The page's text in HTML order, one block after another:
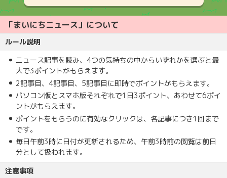
「まいにちニュース」について
ルール説明
ニュース記事を読み、4つの気持ちの中からいずれかを選ぶと最
大で3ポイントがもらえます。
2記事目、4記事目、5記事目に即時でポイントがもらえます。
パソコン版とスマホ版それぞれで1日3ポイント、あわせて6ポイ
ントがもらえます。
ポイントをもらうのに有効なクリックは、各記事につき1回まで
です。
毎日午前3時に日付が更新されるため、午前3時前の閲覧は前日
分として扱われます。
注意事項